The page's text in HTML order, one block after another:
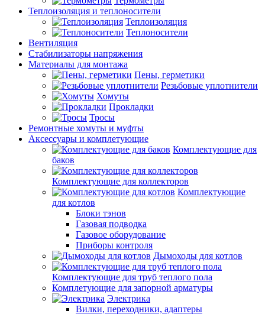
Теплоизоляция и теплоносители
Теплоизоляция
Теплоносители
Вентиляция
Стабилизаторы напряжения
Материалы для монтажа
Пены, герметики
Резьбовые уплотнители
Хомуты
Прокладки
Тросы
Ремонтные хомуты и муфты
Аксессуары и комплетующие
Комплектующие для
баков
Комплектующие для коллекторов
Комплектующие
для котлов
Блоки тэнов
Газовая подводка
Газовое оборудование
Приборы контроля
Дымоходы для котлов
Комплектующие для труб теплого пола
Комплетующие для запорной арматуры
Электрика
Вилки, переходники, адаптеры